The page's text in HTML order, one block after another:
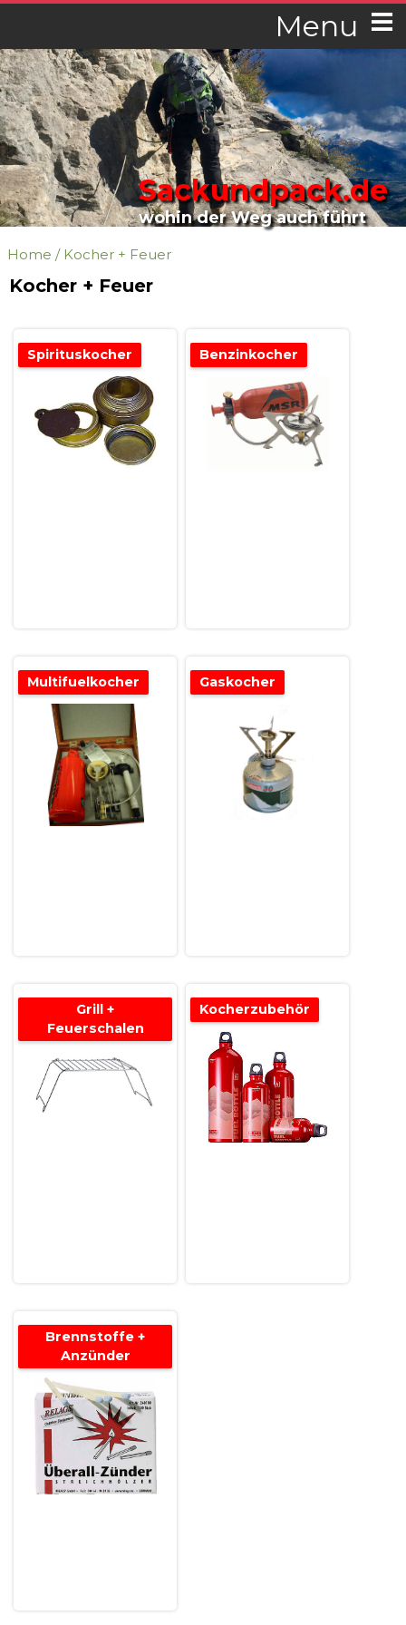
Menu
Sackundpack.de
wohin der Weg auch führt
Home / Kocher + Feuer
Kocher + Feuer
Spirituskocher Benzinkocher
Multifuelkocher Gaskocher
Grill +
Feuerschalen
Kocherzubehör
Brennstoffe +
Anzünder